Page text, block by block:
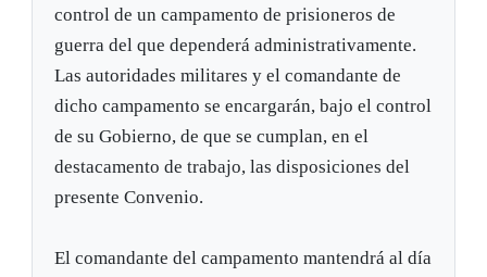
control de un campamento de prisioneros de
guerra del que dependerá administrativamente.
Las autoridades militares y el comandante de
dicho campamento se encargarán, bajo el control
de su Gobierno, de que se cumplan, en el
destacamento de trabajo, las disposiciones del
presente Convenio.
El comandante del campamento mantendrá al día